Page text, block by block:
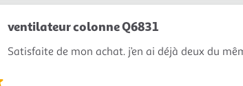
ventilateur colonne Q6831
Satisfaite de mon achat. j’en ai déjà deux du